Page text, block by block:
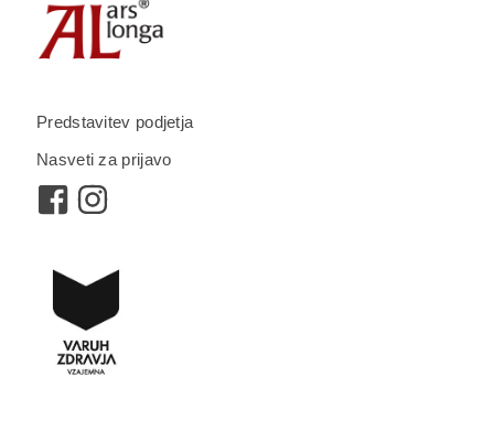
Predstavitev podjetja
Nasveti za prijavo